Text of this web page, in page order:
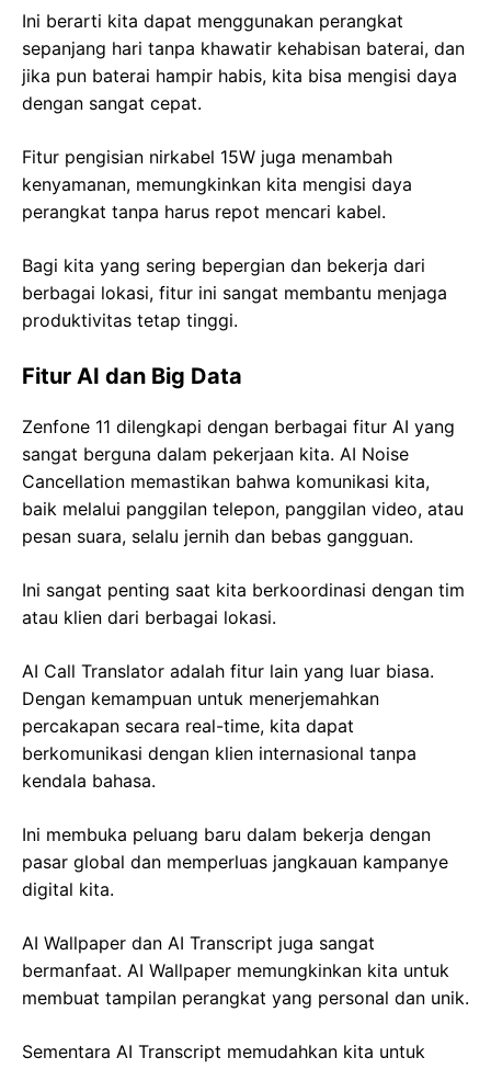
Ini berarti kita dapat menggunakan perangkat
sepanjang hari tanpa khawatir kehabisan baterai, dan
jika pun baterai hampir habis, kita bisa mengisi daya
dengan sangat cepat.
Fitur pengisian nirkabel 15W juga menambah
kenyamanan, memungkinkan kita mengisi daya
perangkat tanpa harus repot mencari kabel.
Bagi kita yang sering bepergian dan bekerja dari
berbagai lokasi, fitur ini sangat membantu menjaga
produktivitas tetap tinggi.
Fitur AI dan Big Data
Zenfone 11 dilengkapi dengan berbagai fitur AI yang
sangat berguna dalam pekerjaan kita. AI Noise
Cancellation memastikan bahwa komunikasi kita,
baik melalui panggilan telepon, panggilan video, atau
pesan suara, selalu jernih dan bebas gangguan.
Ini sangat penting saat kita berkoordinasi dengan tim
atau klien dari berbagai lokasi.
AI Call Translator adalah fitur lain yang luar biasa.
Dengan kemampuan untuk menerjemahkan
percakapan secara real-time, kita dapat
berkomunikasi dengan klien internasional tanpa
kendala bahasa.
Ini membuka peluang baru dalam bekerja dengan
pasar global dan memperluas jangkauan kampanye
digital kita.
AI Wallpaper dan AI Transcript juga sangat
bermanfaat. AI Wallpaper memungkinkan kita untuk
membuat tampilan perangkat yang personal dan unik.
Sementara AI Transcript memudahkan kita untuk